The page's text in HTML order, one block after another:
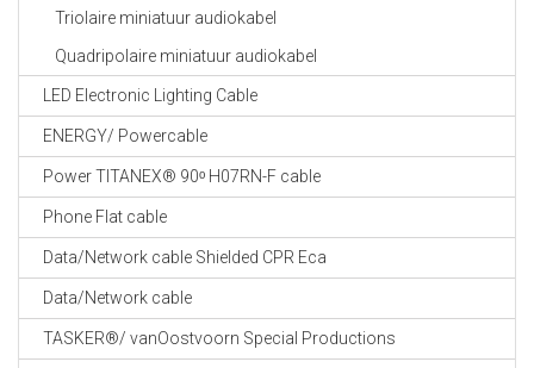
Triolaire miniatuur audiokabel
Quadripolaire miniatuur audiokabel
LED Electronic Lighting Cable
ENERGY/ Powercable
Power TITANEX® 90ᵒ H07RN-F cable
Phone Flat cable
Data/Network cable Shielded CPR Eca
Data/Network cable
TASKER®/ vanOostvoorn Special Productions